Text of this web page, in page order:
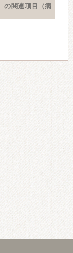
の関連項目（病